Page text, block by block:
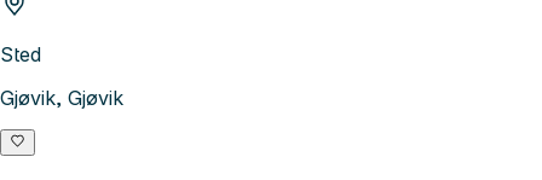
Sted
Gjøvik, Gjøvik